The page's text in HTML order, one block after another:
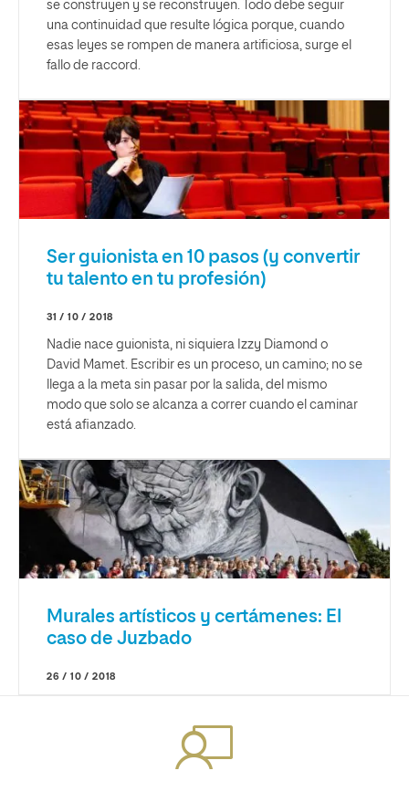
se construyen y se reconstruyen. Todo debe seguir
una continuidad que resulte lógica porque, cuando
esas leyes se rompen de manera artificiosa, surge el
fallo de raccord.
Ser guionista en 10 pasos (y convertir
tu talento en tu profesión)
31 / 10 / 2018
Nadie nace guionista, ni siquiera Izzy Diamond o
David Mamet. Escribir es un proceso, un camino; no se
llega a la meta sin pasar por la salida, del mismo
modo que solo se alcanza a correr cuando el caminar
está afianzado.
Murales artísticos y certámenes: El
caso de Juzbado
26 / 10 / 2018